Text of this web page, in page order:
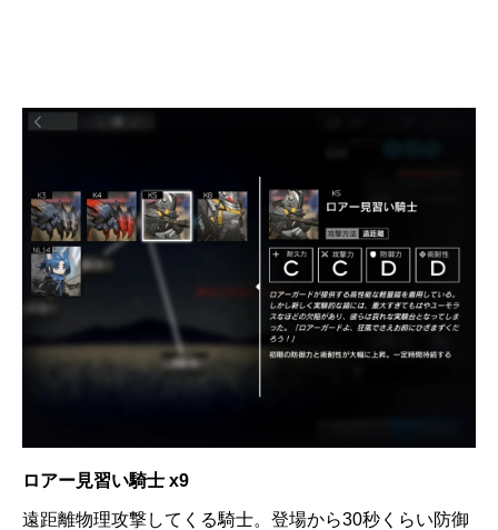
ロアー見習い騎士 x9
遠距離物理攻撃してくる騎士。登場から30秒くらい防御